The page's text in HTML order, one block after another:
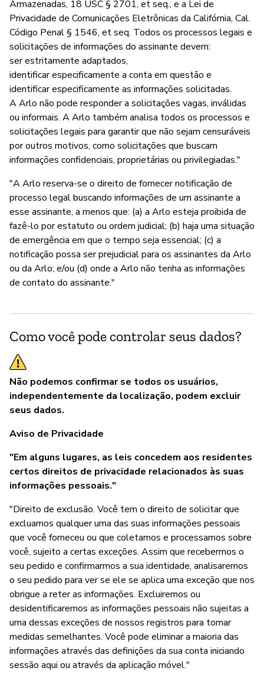
Armazenadas, 18 USC § 2701, et seq., e a Lei de
Privacidade de Comunicações Eletrônicas da Califórnia, Cal.
Código Penal § 1546, et seq. Todos os processos legais e
solicitações de informações do assinante devem:
ser estritamente adaptados,
identificar especificamente a conta em questão e
identificar especificamente as informações solicitadas.
A Arlo não pode responder a solicitações vagas, inválidas
ou informais. A Arlo também analisa todos os processos e
solicitações legais para garantir que não sejam censuráveis
por outros motivos, como solicitações que buscam
informações confidenciais, proprietárias ou privilegiadas."
"A Arlo reserva-se o direito de fornecer notificação de
processo legal buscando informações de um assinante a
esse assinante, a menos que: (a) a Arlo esteja proibida de
fazê-lo por estatuto ou ordem judicial; (b) haja uma situação
de emergência em que o tempo seja essencial; (c) a
notificação possa ser prejudicial para os assinantes da Arlo
ou da Arlo; e/ou (d) onde a Arlo não tenha as informações
de contato do assinante."
Como você pode controlar seus dados?
Não podemos confirmar se todos os usuários,
independentemente da localização, podem excluir
seus dados.
Aviso de Privacidade
"Em alguns lugares, as leis concedem aos residentes
certos direitos de privacidade relacionados às suas
informações pessoais."
"Direito de exclusão. Você tem o direito de solicitar que
excluamos qualquer uma das suas informações pessoais
que você forneceu ou que coletamos e processamos sobre
você, sujeito a certas exceções. Assim que recebermos o
seu pedido e confirmarmos a sua identidade, analisaremos
o seu pedido para ver se ele se aplica uma exceção que nos
obrigue a reter as informações. Excluiremos ou
desidentificaremos as informações pessoais não sujeitas a
uma dessas exceções de nossos registros para tomar
medidas semelhantes. Você pode eliminar a maioria das
informações através das definições da sua conta iniciando
sessão aqui ou através da aplicação móvel."